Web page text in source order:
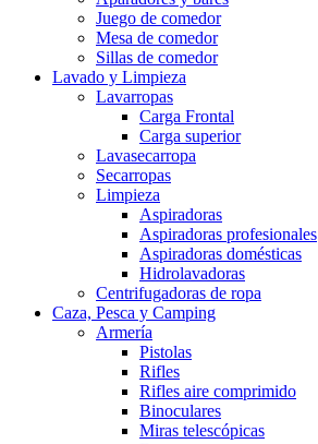
Juego de comedor
Mesa de comedor
Sillas de comedor
Lavado y Limpieza
Lavarropas
Carga Frontal
Carga superior
Lavasecarropa
Secarropas
Limpieza
Aspiradoras
Aspiradoras profesionales
Aspiradoras domésticas
Hidrolavadoras
Centrifugadoras de ropa
Caza, Pesca y Camping
Armería
Pistolas
Rifles
Rifles aire comprimido
Binoculares
Miras telescópicas